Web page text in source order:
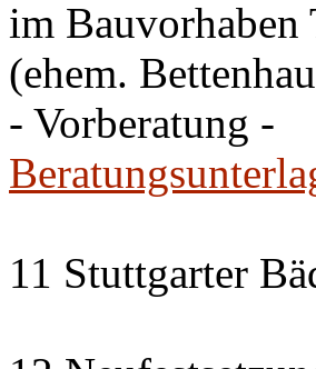
im
(ehem.
- Vorberatung -
11 Stuttgarter